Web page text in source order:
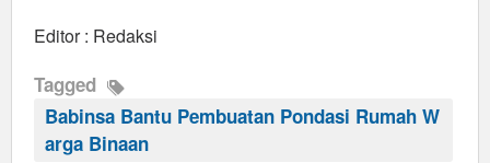
Editor : Redaksi
Tagged
Babinsa Bantu Pembuatan Pondasi Rumah W
arga Binaan